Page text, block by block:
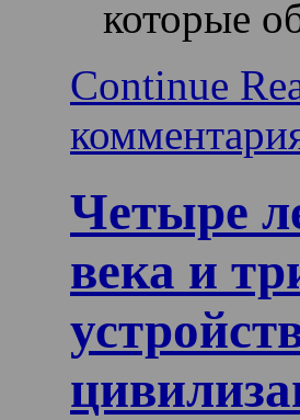
которые
Continue
Четыре
века и